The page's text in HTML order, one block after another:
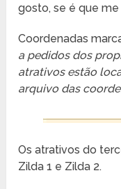
gosto, se é que
Coordenadas
a pedidos dos
atrativos estão
arquivo das
Os atrativos do
Zilda 1 e Zilda 2.